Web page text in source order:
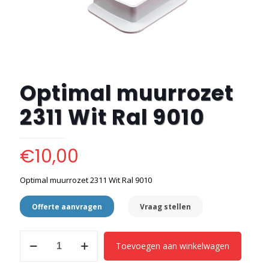
Optimal muurrozet
2311 Wit Ral 9010
€10,00
Optimal muurrozet 2311 Wit Ral 9010
Offerte aanvragen Vraag stellen
muurrozet
Toevoegen aan winkelwagen